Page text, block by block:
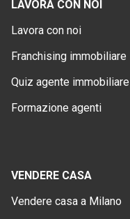
LAVORA CON NOI
Lavora con noi
Franchising immobiliare
Quiz agente immobiliare
Formazione agenti
VENDERE CASA
Vendere casa a Milano